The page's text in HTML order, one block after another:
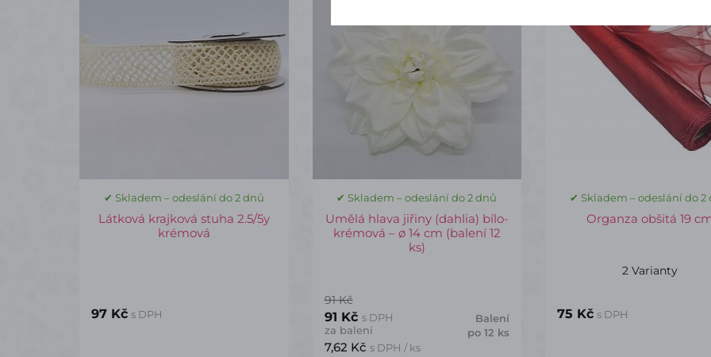
✔ Skladem – odeslání do 2 dnů
Látková krajková stuha 2.5/5y
krémová
97 Kč s DPH
✔ Skladem – odeslání do 2 dnů
Umělá hlava jiřiny (dahlia) bílo-
krémová – ø 14 cm (balení 12
ks)
91 Kč
91 Kč s DPH
za balení
7,62 Kč s DPH / ks
Balení
po 12 ks
✔ Skladem – odeslání do 2
Organza obšitá 19
2 Varianty
75 Kč s DPH